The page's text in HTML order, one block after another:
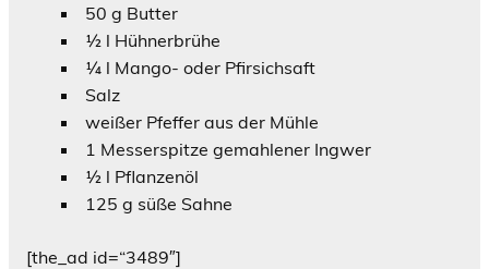
50 g Butter
½ l Hühnerbrühe
¼ l Mango- oder Pfirsichsaft
Salz
weißer Pfeffer aus der Mühle
1 Messerspitze gemahlener Ingwer
½ l Pflanzenöl
125 g süße Sahne
[the_ad id=“3489″]